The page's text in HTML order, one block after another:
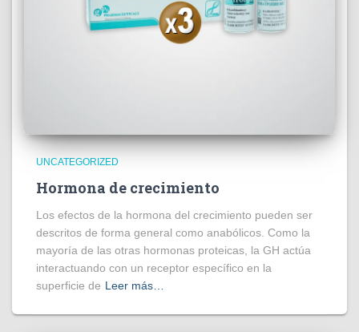
UNCATEGORIZED
Hormona de crecimiento
Los efectos de la hormona del crecimiento pueden ser
descritos de forma general como anabólicos. Como la
mayoría de las otras hormonas proteicas, la GH actúa
interactuando con un receptor específico en la
superficie de Leer más…